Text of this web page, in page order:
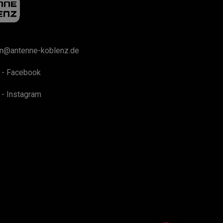
koblenz.de
Facebook
Instagram